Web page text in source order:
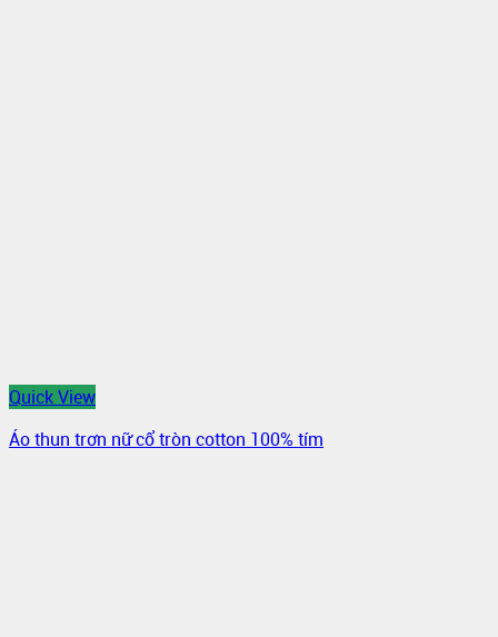
Quick View
Áo thun trơn nữ cổ tròn cotton 100% tím